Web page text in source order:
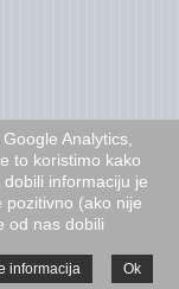
za 2026
Analytics,
to koristimo kako
informaciju je
pozitivno (ako nije
od nas dobili
informacija Ok